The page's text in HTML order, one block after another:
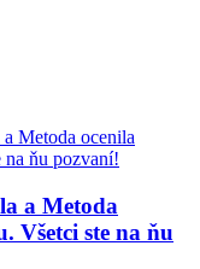
a Metoda
Všetci ste na ňu